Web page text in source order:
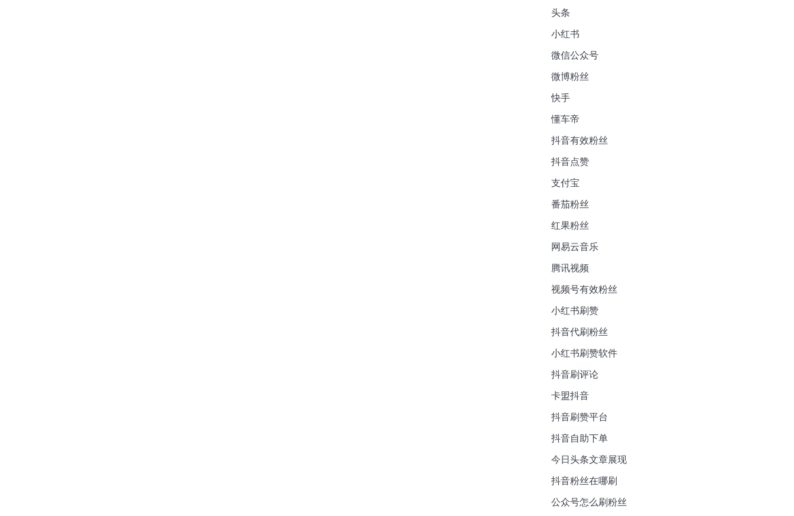
头条
小红书
微信公众号
微博粉丝
快手
懂车帝
抖音有效粉丝
抖音点赞
支付宝
番茄粉丝
红果粉丝
网易云音乐
腾讯视频
视频号有效粉丝
小红书刷赞
抖音代刷粉丝
小红书刷赞软件
抖音刷评论
卡盟抖音
抖音刷赞平台
抖音自助下单
今日头条文章展现
抖音粉丝在哪刷
公众号怎么刷粉丝